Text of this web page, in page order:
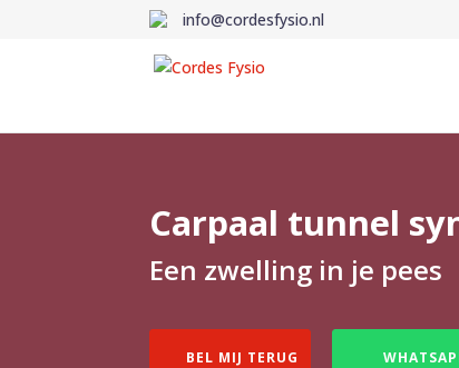
info@cordesfysio.nl
Carpaal tunnel
Een zwelling in je pees
BEL MIJ TERUG